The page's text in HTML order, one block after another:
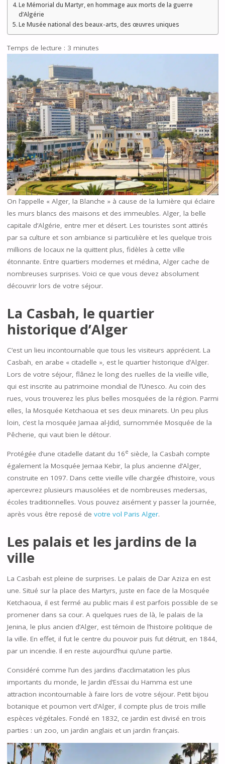
Le Mémorial du Martyr, en hommage aux morts de la guerre
d’Algérie
Le Musée national des beaux-arts, des œuvres uniques
Temps de lecture : 3 minutes
On l’appelle « Alger, la Blanche » à cause de la lumière qui éclaire
les murs blancs des maisons et des immeubles. Alger, la belle
capitale d’Algérie, entre mer et désert. Les touristes sont attirés
par sa culture et son ambiance si particulière et les quelque trois
millions de locaux ne la quittent plus, fidèles à cette ville
étonnante. Entre quartiers modernes et médina, Alger cache de
nombreuses surprises. Voici ce que vous devez absolument
découvrir lors de votre séjour.
La Casbah, le quartier
historique d’Alger
C’est un lieu incontournable que tous les visiteurs apprécient. La
Casbah, en arabe « citadelle », est le quartier historique d’Alger.
Lors de votre séjour, flânez le long des ruelles de la vieille ville,
qui est inscrite au patrimoine mondial de l’Unesco. Au coin des
rues, vous trouverez les plus belles mosquées de la région. Parmi
elles, la Mosquée Ketchaoua et ses deux minarets. Un peu plus
loin, c’est la mosquée Jamaa al-Jdid, surnommée Mosquée de la
Pêcherie, qui vaut bien le détour.
Protégée d’une citadelle datant du 16e siècle, la Casbah compte
également la Mosquée Jemaa Kebir, la plus ancienne d’Alger,
construite en 1097. Dans cette vieille ville chargée d’histoire, vous
apercevrez plusieurs mausolées et de nombreuses medersas,
écoles traditionnelles. Vous pouvez aisément y passer la journée,
après vous être reposé de votre vol Paris Alger.
Les palais et les jardins de la
ville
La Casbah est pleine de surprises. Le palais de Dar Aziza en est
une. Situé sur la place des Martyrs, juste en face de la Mosquée
Ketchaoua, il est fermé au public mais il est parfois possible de se
promener dans sa cour. A quelques rues de là, le palais de la
Jenina, le plus ancien d’Alger, est témoin de l’histoire politique de
la ville. En effet, il fut le centre du pouvoir puis fut détruit, en 1844,
par un incendie. Il en reste aujourd’hui qu’une partie.
Considéré comme l’un des jardins d’acclimatation les plus
importants du monde, le Jardin d’Essai du Hamma est une
attraction incontournable à faire lors de votre séjour. Petit bijou
botanique et poumon vert d’Alger, il compte plus de trois mille
espèces végétales. Fondé en 1832, ce jardin est divisé en trois
parties : un zoo, un jardin anglais et un jardin français.